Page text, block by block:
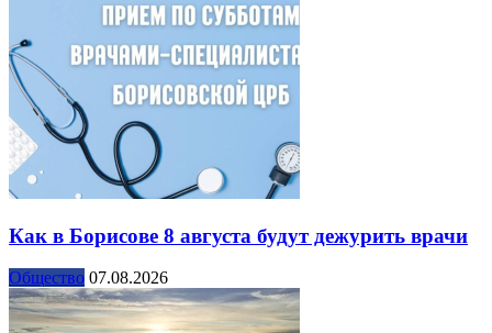
Как в Борисове 8 августа будут дежурить врачи
Общество 07.08.2026